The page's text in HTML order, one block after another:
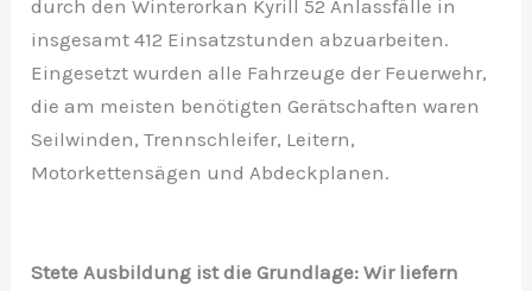
durch den Winterorkan Kyrill 52 Anlassfälle in
insgesamt 412 Einsatzstunden abzuarbeiten.
Eingesetzt wurden alle Fahrzeuge der Feuerwehr,
die am meisten benötigten Gerätschaften waren
Seilwinden, Trennschleifer, Leitern,
Motorkettensägen und Abdeckplanen.
Stete Ausbildung ist die Grundlage: Wir liefern